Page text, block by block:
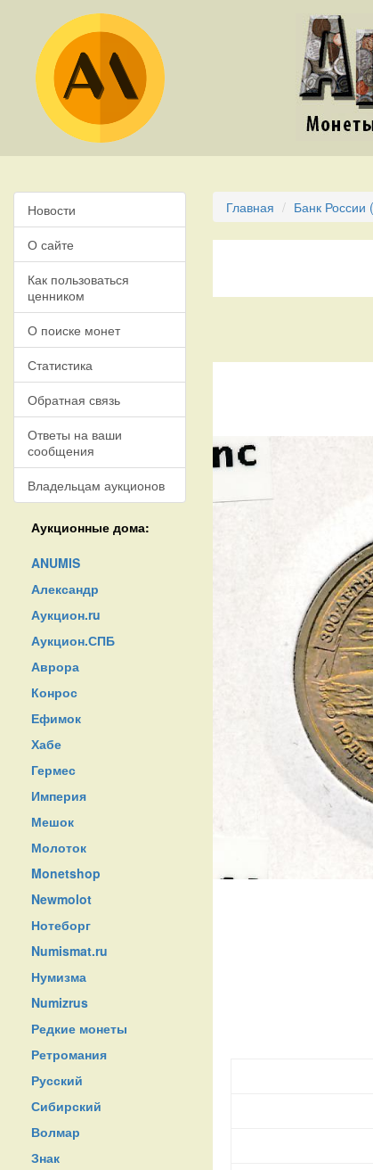
Новости
О сайте
Как пользоваться
ценником
О поиске монет
Статистика
Обратная связь
Ответы на ваши
сообщения
Владельцам аукционов
Аукционные дома:
ANUMIS
Александр
Аукцион.ru
Аукцион.СПБ
Аврора
Конрос
Ефимок
Хабе
Гермес
Империя
Мешок
Молоток
Monetshop
Newmolot
Нотеборг
Numismat.ru
Нумизма
Numizrus
Редкие монеты
Ретромания
Русский
Сибирский
Волмар
Знак
Главная Банк России